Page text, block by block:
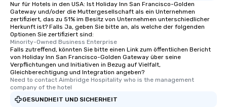
Nur für Hotels in den USA: Ist Holiday Inn San Francisco-Golden
Gateway und/oder die Muttergesellschaft als ein Unternehmen
zertifiziert, das zu 51% im Besitz von Unternehmen unterschiedlicher
Herkunft ist? Falls Ja, geben Sie bitte an, als welche der folgenden
Optionen Sie zertifiziert sind:
Minority-Owned Business Enterprise
Falls zutreffend, könnten Sie bitte einen Link zum öffentlichen Bericht
von Holiday Inn San Francisco-Golden Gateway über seine
Verpflichtungen und Initiativen in Bezug auf Vielfalt,
Gleichberechtigung und Integration angeben?
Need to contact Aimbridge Hospitality who is the management
company of the hotel
GESUNDHEIT UND SICHERHEIT